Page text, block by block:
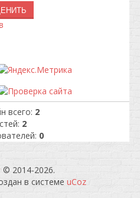
всего: 2
2
0
© 2014-2026.
в системе uCoz